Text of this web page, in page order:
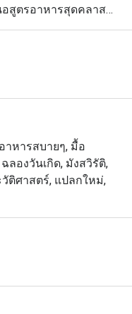
สูตรอาหารสุดคลาส
าหารสบายๆ, มื้อ
ลองวันเกิด, มังสวิรัติ,
ติศาสตร์, แปลกใหม่,